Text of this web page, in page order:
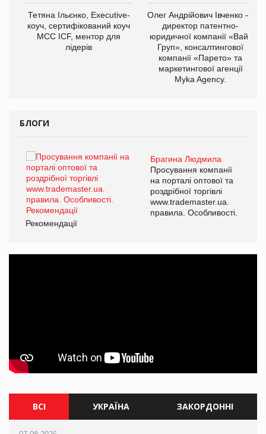
Тетяна Ільєнко, Executive-
коуч, сертифікований коуч
МСС ICF, ментор для
лідерів
Олег Андрійович Івченко —
директор патентно-
юридичної компанії «Вайз
Груп», консалтингової
компанії «Парето» та
маркетингової агенції
Myka Agency.
БЛОГИ
Брагина Людмила
Просування компанії
на порталі оптової та
роздрібної торгівлі
www.trademaster.ua.
правила. Особливості.
Рекомендації
ВСІ УКРАЇНА ЗАКОРДОННІ